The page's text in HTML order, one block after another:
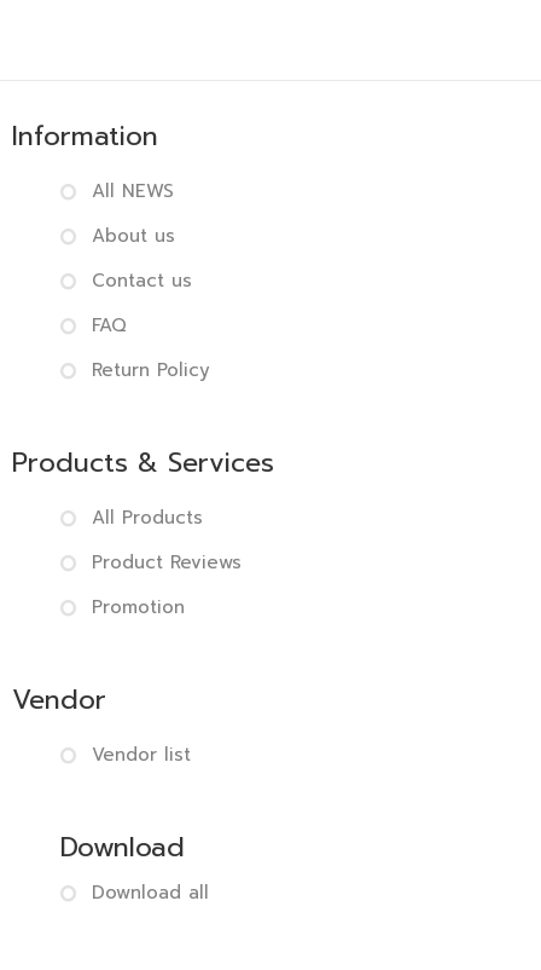
Information
All NEWS
About us
Contact us
FAQ
Return Policy
Products & Services
All Products
Product Reviews
Promotion
Vendor
Vendor list
Download
Download all